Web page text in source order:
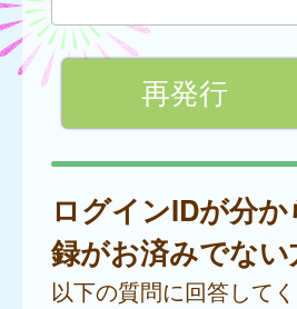
ログインIDが分
録がお済みでない
以下の質問に回答して